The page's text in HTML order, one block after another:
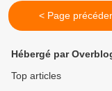
< Page
Hébergé par
Top articles